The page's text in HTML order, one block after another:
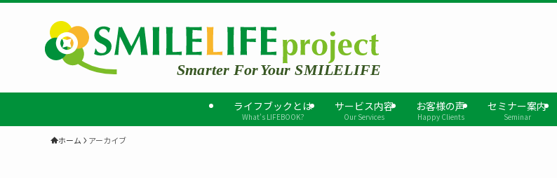
ライフブックとは
What’s LIFEBOOK?
サービス内容
Our Services
お客様の声
Happy Clients
セミナー案内
Seminar
ホーム アーカイブ